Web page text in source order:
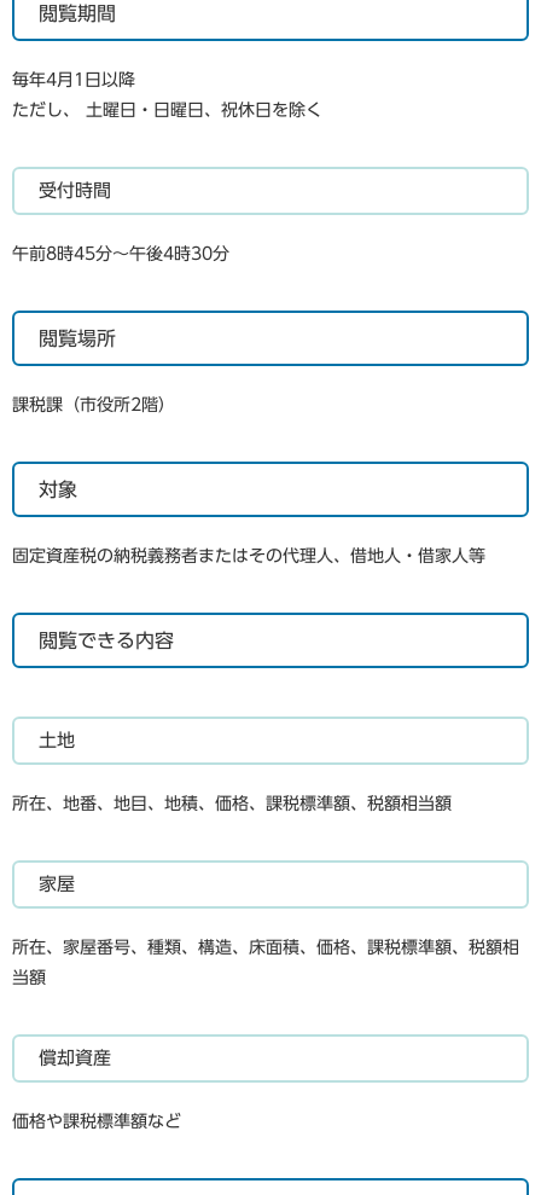
閲覧期間
毎年4月1日以降
ただし、 土曜日・日曜日、祝休日を除く
受付時間
午前8時45分～午後4時30分
閲覧場所
課税課（市役所2階）
対象
固定資産税の納税義務者またはその代理人、借地人・借家人等
閲覧できる内容
土地
所在、地番、地目、地積、価格、課税標準額、税額相当額
家屋
所在、家屋番号、種類、構造、床面積、価格、課税標準額、税額相
当額
償却資産
価格や課税標準額など